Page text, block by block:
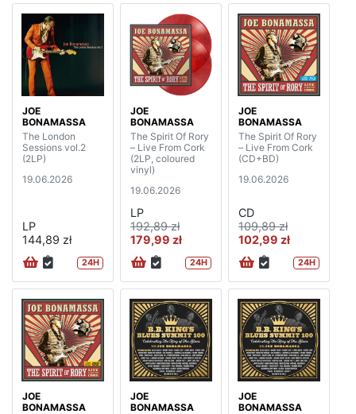
JOE
BONAMASSA
The London
Sessions vol.2
(2LP)
19.06.2026
LP
144,89 zł
24H
JOE
BONAMASSA
The Spirit Of Rory
– Live From Cork
(2LP, coloured
vinyl)
19.06.2026
LP
192,89 zł
179,99 zł
24H
JOE
BONAMASSA
The Spirit Of Rory
– Live From Cork
(CD+BD)
19.06.2026
CD
109,89 zł
102,99 zł
24H
JOE
BONAMASSA
JOE
BONAMASSA
JOE
BONAMASSA